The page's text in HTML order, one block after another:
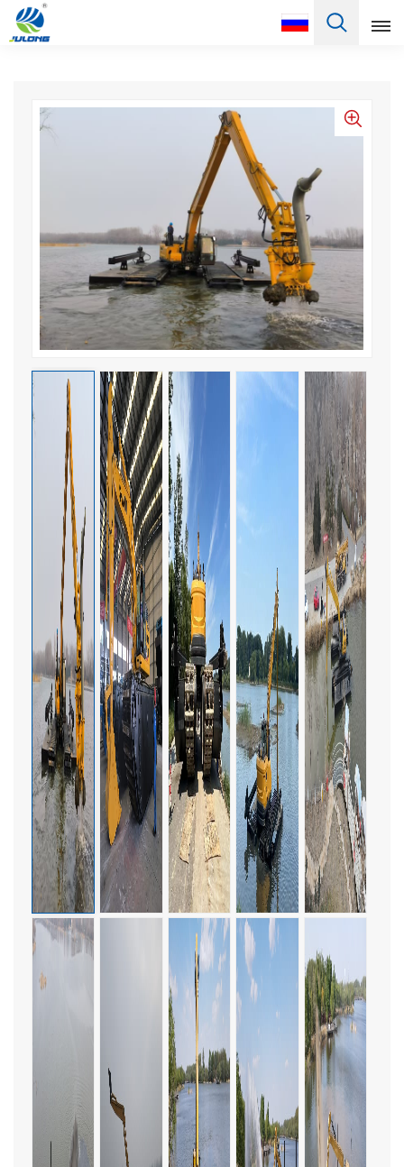
Pусский
English
Français
Pусский
Español
Português
Türkçe
العربية